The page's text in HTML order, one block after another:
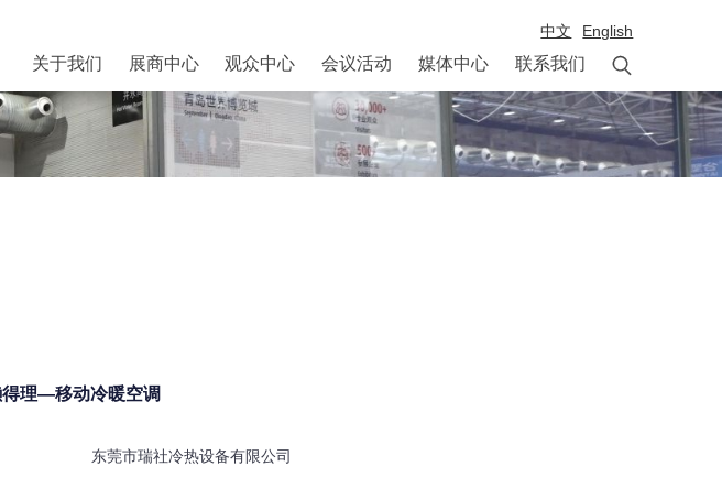
中文 English
关于我们 展商中心 观众中心 会议活动 媒体中心 联系我们 
理—移动冷暖空调
东莞市瑞社冷热设备有限公司